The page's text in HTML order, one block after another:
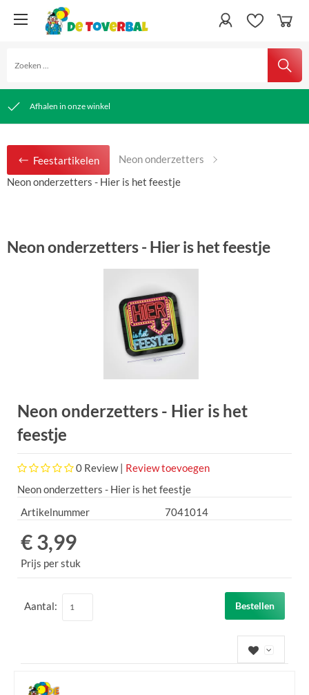
snelle verzending
Gratis verzending vanaf € 50,00
Afhalen in onze winkel
Feestartikelen
Neon onderzetters
Neon onderzetters - Hier is het feestje
Neon onderzetters - Hier is het feestje
Neon onderzetters - Hier is het
feestje
0 Review | Review toevoegen
Neon onderzetters - Hier is het feestje
Artikelnummer
7041014
€ 3,99
Prijs per stuk
Aantal: Bestellen